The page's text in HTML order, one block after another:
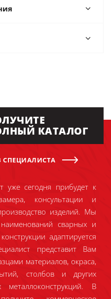
КАТАЛОГ
СПЕЦИАЛИСТА
уже сегодня прибудет к
консультации и
изделий. Мы
сварных и
адаптируется
представит Вам
материалов, окраса,
столбов и других
металлоконструкций. В